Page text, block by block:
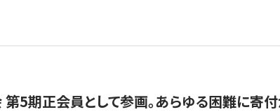
第5期正会員として参画。あらゆる困難に寄